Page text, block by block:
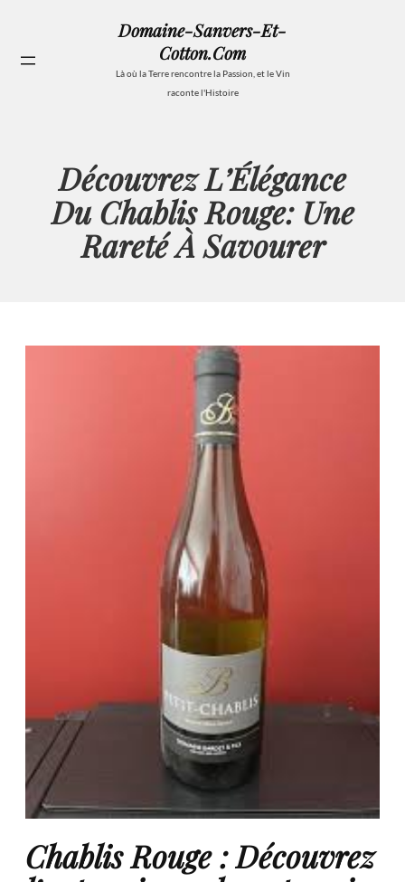
contenu
Domaine-Sanvers-Et-
Cotton.com
Là où la Terre rencontre la Passion, et le Vin
raconte l'Histoire
Découvrez L’Élégance
Du Chablis Rouge: Une
Rareté À Savourer
Chablis Rouge : Découvrez